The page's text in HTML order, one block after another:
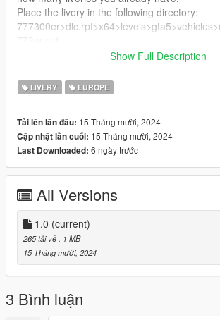
Place the livery in the following directory:
Show Full Description
LIVERY EUROPE
Tải lên lần đầu: 15 Tháng mười, 2024
Cập nhật lần cuối: 15 Tháng mười, 2024
Last Downloaded: 6 ngày trước
All Versions
1.0 (current)
265 tải về
, 1 MB
15 Tháng mười, 2024
3 Bình luận